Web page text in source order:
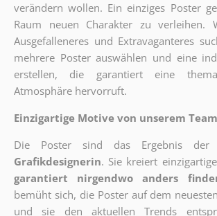
verändern wollen. Ein einziges Poster
Raum neuen Charakter zu verleihen.
Ausgefalleneres und Extravaganteres
mehrere Poster auswählen und eine
erstellen, die garantiert eine
Atmosphäre hervorruft.
Einzigartige Motive von unserem Team
Die Poster sind das Ergebnis der
Grafikdesignerin. Sie kreiert
garantiert nirgendwo anders
bemüht sich, die Poster auf dem
und sie den aktuellen Trends